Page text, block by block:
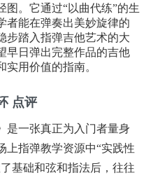
图。它通过“以曲代练”的生
者能在弹奏出美妙旋律的
步踏入指弹吉他艺术的大
早日弹出完整作品的吉他
用价值的指南。
点评
是一张真正为入门者量身
上指弹教学资源中“实践性
基础和弦和指法后，往往